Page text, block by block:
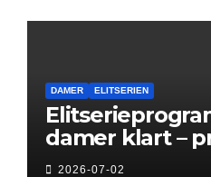
DAMER ELITSERIEN
damer klart –
Next Level
2026-07-02